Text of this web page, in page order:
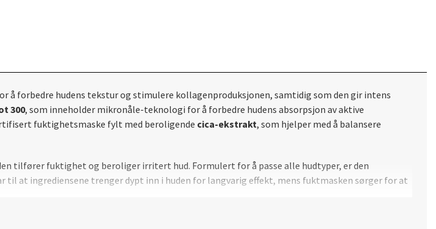
å forbedre hudens tekstur og stimulere kollagenproduksjonen, samtidig som den gir intens
300, som inneholder mikronåle-teknologi for å forbedre hudens absorpsjon av aktive
fuktighetsmaske fylt med beroligende cica-ekstrakt, som hjelper med å balansere
tilfører fuktighet og beroliger irritert hud. Formulert for å passe alle hudtyper, er den
at ingrediensene trenger dypt inn i huden for langvarig effekt, mens fuktmasken sørger for at